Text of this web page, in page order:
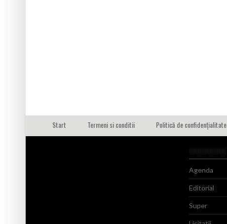
Start Termeni si conditii Politică de confidențialitate
Agenda
Editorial
Super